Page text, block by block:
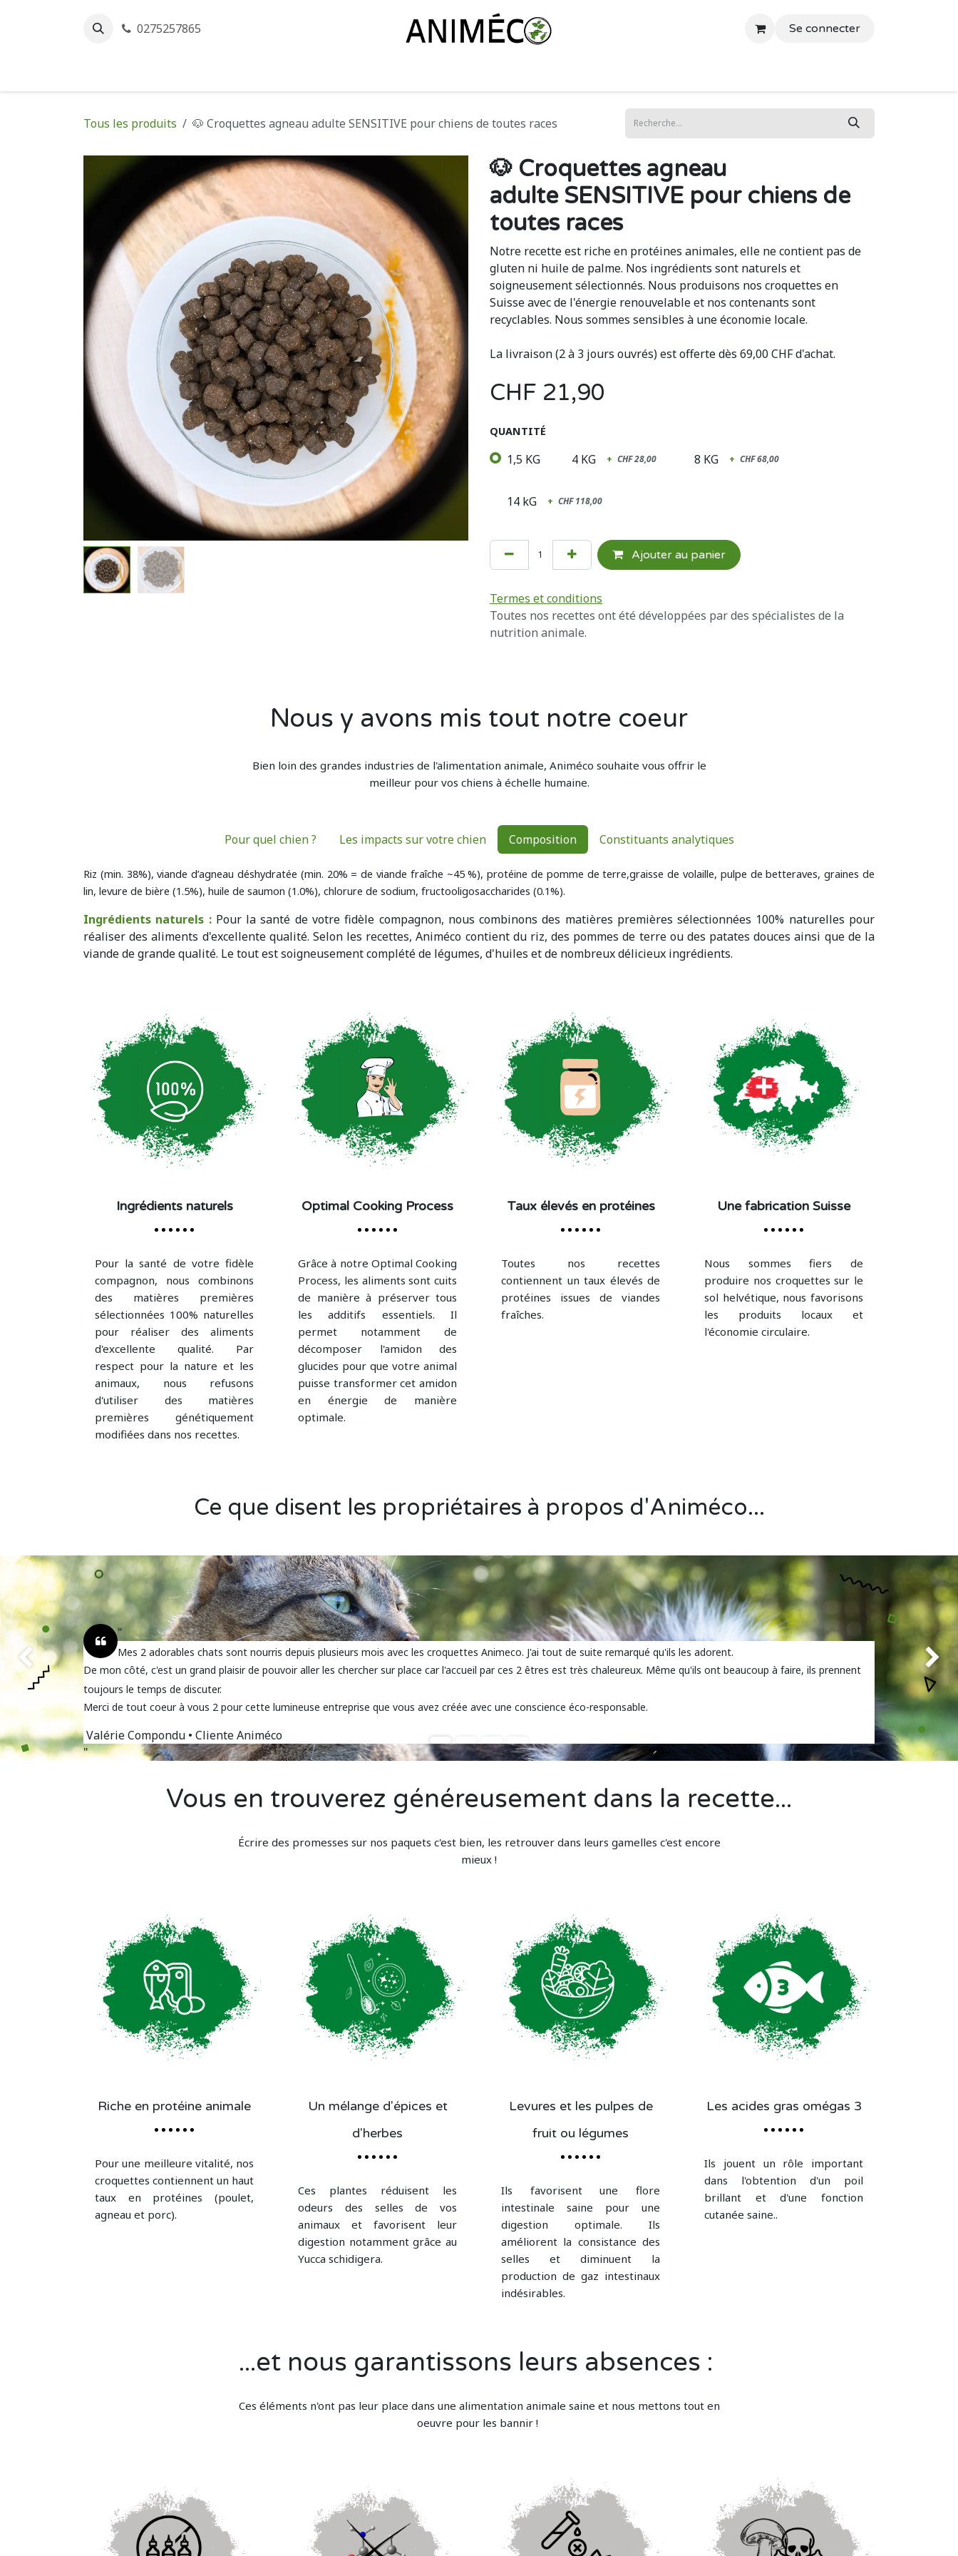
0275257865 Se connecter
Tous les produits 🐶 Croquettes agneau adulte SENSITIVE pour chiens de toutes races
🐶 Croquettes agneau
adulte SENSITIVE pour chiens de
toutes races
Notre recette est riche en protéines animales, elle ne contient pas de
gluten ni huile de palme. Nos ingrédients sont naturels et
soigneusement sélectionnés. Nous produisons nos croquettes en
Suisse avec de l'énergie renouvelable et nos contenants sont
recyclables. Nous sommes sensibles à une économie locale.
La livraison (2 à 3 jours ouvrés) est offerte dès 69,00 CHF d'achat.
CHF 21,90
QUANTITÉ
1,5 KG 4 KG + CHF28,00 8 KG + CHF68,00
14 kG + CHF118,00
Ajouter au panier
Termes et conditions
Toutes nos recettes ont été développées par des spécialistes de la
nutrition animale.
Nous y avons mis tout notre coeur
Bien loin des grandes industries de l'alimentation animale, Animéco souhaite vous offrir le
meilleur pour vos chiens à échelle humaine.
Pour quel chien ? Les impacts sur votre chien Composition Constituants analytiques
Riz (min. 38%), viande d’agneau déshydratée (min. 20% = de viande fraîche ~45 %), protéine de pomme de terre,graisse de volaille, pulpe de betteraves, graines de
lin, levure de bière (1.5%), huile de saumon (1.0%), chlorure de sodium, fructooligosaccharides (0.1%).
Ingrédients naturels :Pour la santé de votre fidèle compagnon, nous combinons des matières premières sélectionnées 100% naturelles pour
réaliser des aliments d'excellente qualité. Selon les recettes, Animéco contient du riz, des pommes de terre ou des patates douces ainsi que de la
viande de grande qualité. Le tout est soigneusement complété de légumes, d'huiles et de nombreux délicieux ingrédients.
Ingrédients naturels
Pour la santé de votre fidèle
compagnon, nous combinons
des matières premières
sélectionnées 100% naturelles
pour réaliser des aliments
d'excellente qualité. Par
respect pour la nature et les
animaux, nous refusons
d'utiliser des matières
premières génétiquement
modifiées dans nos recettes.
Optimal Cooking Process
Grâce à notre Optimal Cooking
Process, les aliments sont cuits
de manière à préserver tous
les additifs essentiels. Il
permet notamment de
décomposer l'amidon des
glucides pour que votre animal
puisse transformer cet amidon
en énergie de manière
optimale.
Taux élevés en protéines
Toutes nos recettes
contiennent un taux élevés de
protéines issues de viandes
fraîches.
Une fabrication Suisse
Nous sommes fiers de
produire nos croquettes sur le
sol helvétique, nous favorisons
les produits locaux et
l'économie circulaire.
Ce que disent les propriétaires à propos d'Animéco...
Mes 2 adorables chats sont nourris depuis plusieurs mois avec les croquettes Animeco. J'ai tout de suite remarqué qu'ils les adorent.
De mon côté, c'est un grand plaisir de pouvoir aller les chercher sur place car l'accueil par ces 2 êtres est très chaleureux. Même qu'ils ont beaucoup à faire, ils prennent
toujours le temps de discuter.
Merci de tout coeur à vous 2 pour cette lumineuse entreprise que vous avez créée avec une conscience éco-responsable.
Valérie Compondu • Cliente Animéco
Précédent
Vous en trouverez généreusement dans la recette...
Écrire des promesses sur nos paquets c'est bien, les retrouver dans leurs gamelles c'est encore
mieux !
Riche en protéine animale
Pour une meilleure vitalité, nos
croquettes contiennent un haut
taux en protéines (poulet,
agneau et porc).
Un mélange d'épices et
d'herbes
Ces plantes réduisent les
odeurs des selles de vos
animaux et favorisent leur
digestion notamment grâce au
Yucca schidigera.
Levures et les pulpes de
fruit ou légumes
Ils favorisent une flore
intestinale saine pour une
digestion optimale. Ils
améliorent la consistance des
selles et diminuent la
production de gaz intestinaux
indésirables.
Les acides gras omégas 3
Ils jouent un rôle important
dans l'obtention d'un poil
brillant et d'une fonction
cutanée saine..
...et nous garantissons leurs absences :
Ces éléments n'ont pas leur place dans une alimentation animale saine et nous mettons tout en
oeuvre pour les bannir !